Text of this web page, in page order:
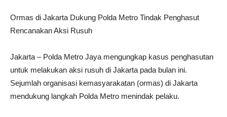
Ormas di Jakarta Dukung Polda Metro Tindak Penghasut
Rencanakan Aksi Rusuh
Jakarta – Polda Metro Jaya mengungkap kasus penghasutan
untuk melakukan aksi rusuh di Jakarta pada bulan ini.
Sejumlah organisasi kemasyarakatan (ormas) di Jakarta
mendukung langkah Polda Metro menindak pelaku.